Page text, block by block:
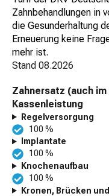
Zahnbehandlungen in
die Gesunderhaltung
Erneuerung keine
mehr ist.
Stand 08.2026
Zahnersatz (auch
Kassenleistung
Regelversorgung
100 %
Implantate
100 %
Knochenaufbau
100 %
Kronen, Brücken